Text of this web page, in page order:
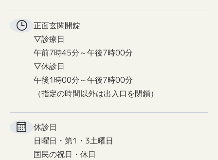
正面玄関開錠
▽診療日
午前7時45分～午後7時00分
▽休診日
午後1時00分～午後7時00分
（指定の時間以外は出入口を閉鎖）
休診日
日曜日・第1・3土曜日
国民の祝日・休日